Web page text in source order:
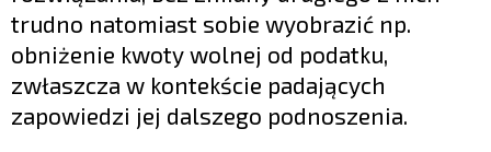
trudno natomiast sobie wyobrazić np.
obniżenie kwoty wolnej od podatku,
zwłaszcza w kontekście padających
zapowiedzi jej dalszego podnoszenia.